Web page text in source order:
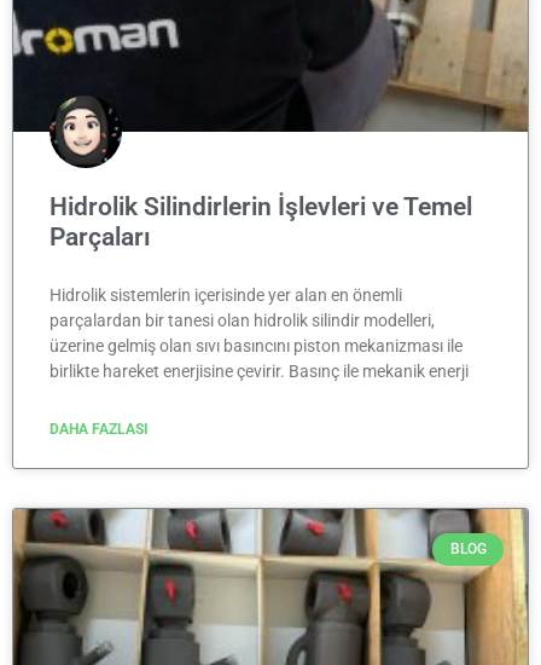
Hidrolik Silindirlerin İşlevleri ve Temel
Parçaları
Hidrolik sistemlerin içerisinde yer alan en önemli
parçalardan bir tanesi olan hidrolik silindir modelleri,
üzerine gelmiş olan sıvı basıncını piston mekanizması ile
birlikte hareket enerjisine çevirir. Basınç ile mekanik enerji
DAHA FAZLASI
BLOG